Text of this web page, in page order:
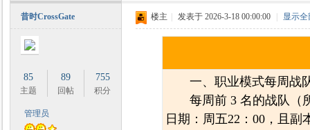
昔时CrossGate
85
主题
89
回帖
755
积分
管理员
楼主 发表于 2026-3-18 00:00:00 显示
一、职业模式每周战队
每周前 3 名的战队（
日期：周五22：00，且副